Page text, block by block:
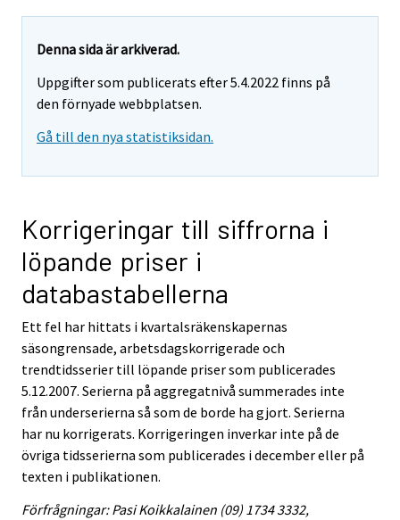
Denna sida är arkiverad.
Uppgifter som publicerats efter 5.4.2022 finns på
den förnyade webbplatsen.
Gå till den nya statistiksidan.
Korrigeringar till siffrorna i
löpande priser i
databastabellerna
Ett fel har hittats i kvartalsräkenskapernas
säsongrensade, arbetsdagskorrigerade och
trendtidsserier till löpande priser som publicerades
5.12.2007. Serierna på aggregatnivå summerades inte
från underserierna så som de borde ha gjort. Serierna
har nu korrigerats. Korrigeringen inverkar inte på de
övriga tidsserierna som publicerades i december eller på
texten i publikationen.
Förfrågningar: Pasi Koikkalainen (09) 1734 3332,